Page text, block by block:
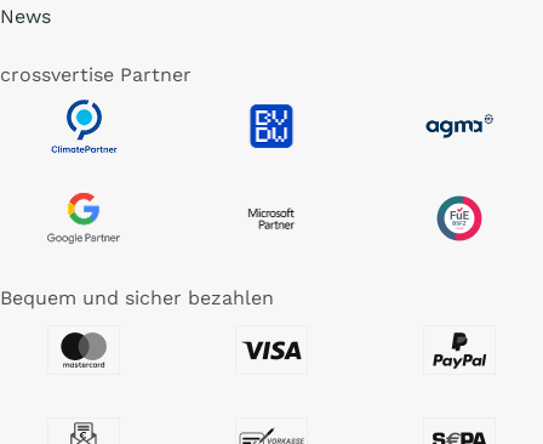
News
crossvertise Partner
Bequem und sicher bezahlen